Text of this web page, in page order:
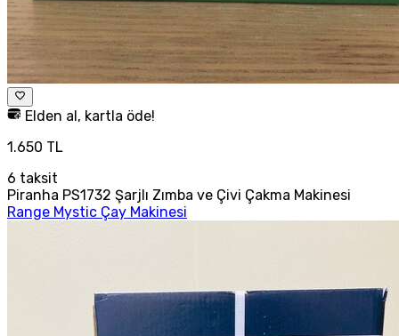
Elden al, kartla öde!
1.650 TL
6 taksit
Piranha PS1732 Şarjlı Zımba ve Çivi Çakma Makinesi
Range Mystic Çay Makinesi